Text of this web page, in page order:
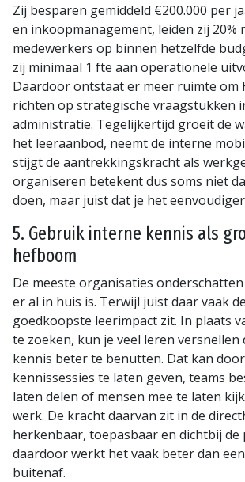
Zij besparen gemiddeld €200.000 per
en inkoopmanagement, leiden zij 20%
medewerkers op binnen hetzelfde
zij minimaal 1 fte aan operationele
Daardoor ontstaat er meer ruimte om
richten op strategische vraagstukken
administratie. Tegelijkertijd groeit de
het leeraanbod, neemt de interne
stijgt de aantrekkingskracht als
organiseren betekent dus soms niet
doen, maar juist dat je het
5. Gebruik interne kennis als
hefboom
De meeste organisaties
er al in huis is. Terwijl juist daar vaak
goedkoopste leerimpact zit. In plaats
te zoeken, kun je veel leren
kennis beter te benutten. Dat kan
kennissessies te laten geven, teams
laten delen of mensen mee te laten
werk. De kracht daarvan zit in de
herkenbaar, toepasbaar en dichtbij de
daardoor werkt het vaak beter dan
buitenaf.